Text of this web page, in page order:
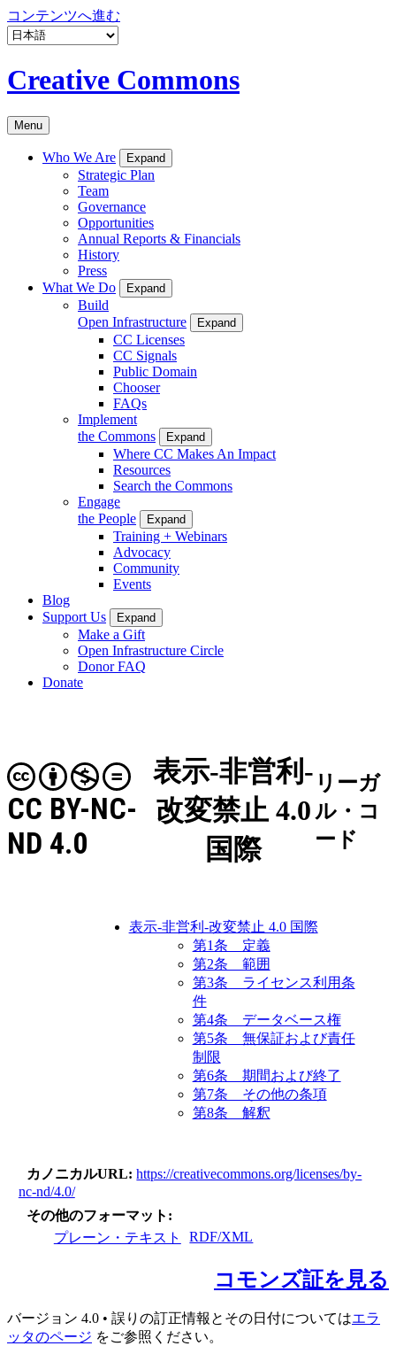
コンテンツへ進む
Creative Commons
Menu
Who We Are Expand
Strategic Plan
Team
Governance
Opportunities
Annual Reports & Financials
History
Press
What We Do
Expand
Build
Open Infrastructure
Expand
CC Licenses
CC Signals
Public Domain
Chooser
FAQs
Implement
the Commons
Expand
Where CC Makes An Impact
Resources
Search the Commons
Engage
the People
Expand
Training + Webinars
Advocacy
Community
Events
Blog
Support Us
Expand
Make a Gift
Open Infrastructure Circle
Donor FAQ
Donate
表示-非営利-
改変禁止 4.0
国際
CC BY-NC-
ND 4.0
リーガ
ル・コ
ード
表示-非営利-改変禁止 4.0 国際
第1条 定義
第2条 範囲
第3条 ライセンス利用条
件
第4条 データベース権
第5条 無保証および責任
制限
第6条 期間および終了
第7条 その他の条項
第8条 解釈
カノニカルURL
https://creativecommons.org/licenses/by-
nc-nd/4.0/
その他のフォーマット
プレーン・テキスト
RDF/XML
コモンズ証を見る
バージョン 4.0 • 誤りの訂正情報とその日付についてはエラ
ッタのページ をご参照ください。